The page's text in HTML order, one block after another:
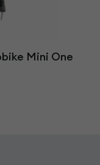
Mini One